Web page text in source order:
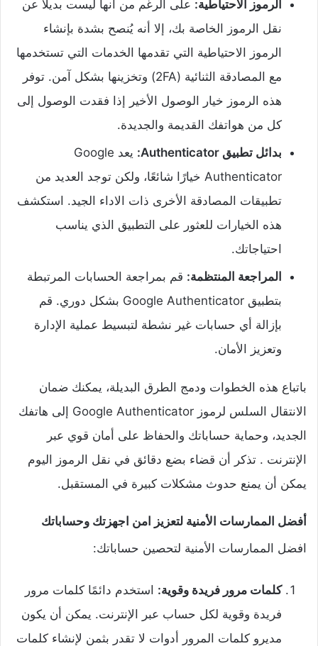
الرموز الاحتياطية: على الرغم من أنها ليست بديلاً عن
نقل الرموز الخاصة بك، إلا أنه يُنصح بشدة بإنشاء
الرموز الاحتياطية التي تقدمها الخدمات التي تستخدمها
مع المصادقة الثنائية (2FA) وتخزينها بشكل آمن. توفر
هذه الرموز خيار الوصول الأخير إذا فقدت الوصول إلى
كل من هواتفك القديمة والجديدة.
بدائل تطبيق Authenticator:
يعد Google
Authenticator خيارًا شائعًا، ولكن توجد العديد من
تطبيقات المصادقة الأخرى ذات الاداء الجيد. استكشف
هذه الخيارات للعثور على التطبيق الذي يناسب
احتياجاتك.
المراجعة المنتظمة: قم بمراجعة الحسابات المرتبطة
بتطبيق Google Authenticator بشكل دوري. قم
بإزالة أي حسابات غير نشطة لتبسيط عملية الإدارة
وتعزيز الأمان.
باتباع هذه الخطوات ودمج الطرق البديلة، يمكنك ضمان
الانتقال السلس لرموز Google Authenticator إلى هاتفك
الجديد، وحماية حساباتك والحفاظ على أمان قوي عبر
الإنترنت . تذكر أن قضاء بضع دقائق في نقل الرموز اليوم
يمكن أن يمنع حدوث مشكلات كبيرة في المستقبل.
أفضل الممارسات الأمنية لتعزيز امن اجهزتك وحساباتك
افضل الممارسات الأمنية لتحصين حساباتك:
كلمات مرور فريدة وقوية: استخدم دائمًا كلمات مرور
فريدة وقوية لكل حساب عبر الإنترنت. يمكن أن يكون
مديرو كلمات المرور أدوات لا تقدر بثمن لإنشاء كلمات